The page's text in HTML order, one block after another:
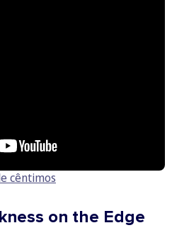
cêntimos
on the Edge